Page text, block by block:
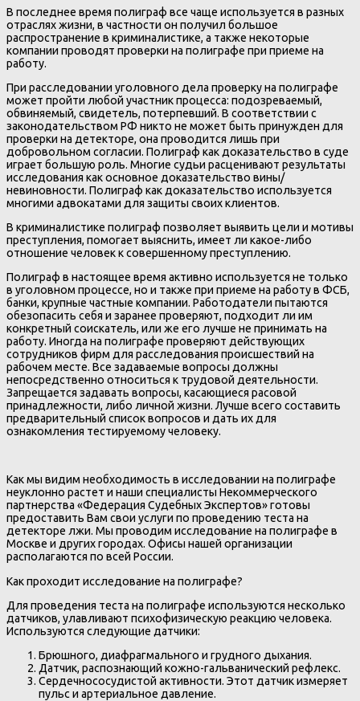
В последнее время полиграф все чаще используется в разных
отраслях жизни, в частности он получил большое
распространение в криминалистике, а также некоторые
компании проводят проверки на полиграфе при приеме на
работу.
При расследовании уголовного дела проверку на полиграфе
может пройти любой участник процесса: подозреваемый,
обвиняемый, свидетель, потерпевший. В соответствии с
законодательством РФ никто не может быть принужден для
проверки на детекторе, она проводится лишь при
добровольном согласии. Полиграф как доказательство в суде
играет большую роль. Многие судьи расценивают результаты
исследования как основное доказательство вины/
невиновности. Полиграф как доказательство используется
многими адвокатами для защиты своих клиентов.
В криминалистике полиграф позволяет выявить цели и мотивы
преступления, помогает выяснить, имеет ли какое-либо
отношение человек к совершенному преступлению.
Полиграф в настоящее время активно используется не только
в уголовном процессе, но и также при приеме на работу в ФСБ,
банки, крупные частные компании. Работодатели пытаются
обезопасить себя и заранее проверяют, подходит ли им
конкретный соискатель, или же его лучше не принимать на
работу. Иногда на полиграфе проверяют действующих
сотрудников фирм для расследования происшествий на
рабочем месте. Все задаваемые вопросы должны
непосредственно относиться к трудовой деятельности.
Запрещается задавать вопросы, касающиеся расовой
принадлежности, либо личной жизни. Лучше всего составить
предварительный список вопросов и дать их для
ознакомления тестируемому человеку.
Как мы видим необходимость в исследовании на полиграфе
неуклонно растет и наши специалисты Некоммерческого
партнерства «Федерация Судебных Экспертов» готовы
предоставить Вам свои услуги по проведению теста на
детекторе лжи. Мы проводим исследование на полиграфе в
Москве и других городах. Офисы нашей организации
располагаются по всей России.
Как проходит исследование на полиграфе?
Для проведения теста на полиграфе используются несколько
датчиков, улавливают психофизическую реакцию человека.
Используются следующие датчики:
Брюшного, диафрагмального и грудного дыхания.
Датчик, распознающий кожно-гальванический рефлекс.
Сердечнососудистой активности. Этот датчик измеряет
пульс и артериальное давление.